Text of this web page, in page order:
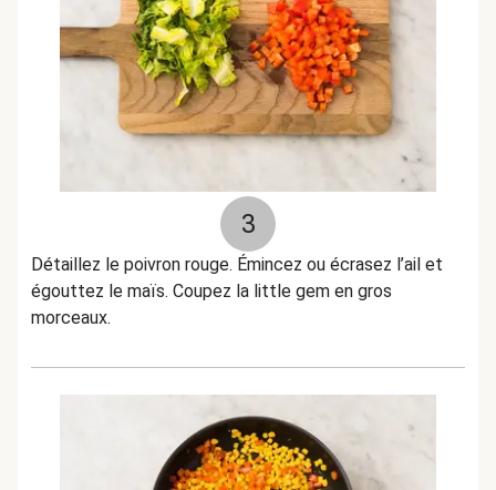
3
Détaillez le poivron rouge. Émincez ou écrasez l’ail et
égouttez le maïs. Coupez la little gem en gros
morceaux.